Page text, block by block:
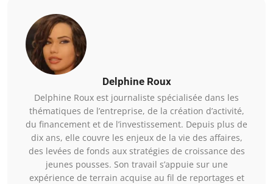
Delphine Roux
Delphine Roux est journaliste spécialisée dans les
thématiques de l’entreprise, de la création d’activité,
du financement et de l’investissement. Depuis plus de
dix ans, elle couvre les enjeux de la vie des affaires,
des levées de fonds aux stratégies de croissance des
jeunes pousses. Son travail s’appuie sur une
expérience de terrain acquise au fil de reportages et